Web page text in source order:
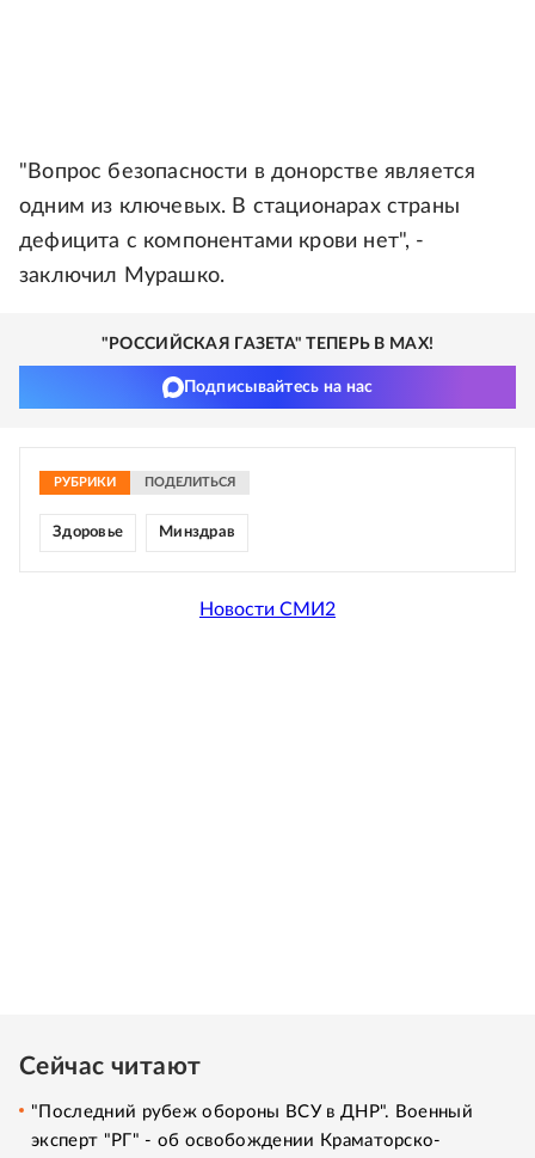
"Вопрос безопасности в донорстве является
одним из ключевых. В стационарах страны
дефицита с компонентами крови нет", -
заключил Мурашко.
"РОССИЙСКАЯ ГАЗЕТА" ТЕПЕРЬ В MAX!
Подписывайтесь на нас
РУБРИКИ ПОДЕЛИТЬСЯ
Здоровье Минздрав
Новости СМИ2
Сейчас читают
"Последний рубеж обороны ВСУ в ДНР". Военный
эксперт "РГ" - об освобождении Краматорско-